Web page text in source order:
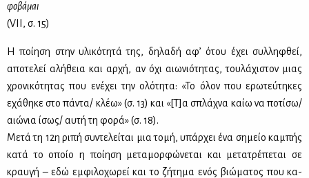
φο­βά­μαι
(VII, σ. 15)
Η ποί­η­ση στην υλι­κό­τη­τά της, δη­λα­δή αφ’ ότου έχει συλ­λη­φθεί,
απο­τε­λεί αλή­θεια και αρ­χή, αν όχι αιω­νιό­τη­τας, του­λά­χι­στον μιας
χρο­νι­κό­τη­τας που ενέ­χει την ολό­τη­τα: «Το όλον που ερω­τεύ­τη­κες
εχά­θη­κε στο πά­ντα/ κλέω» (σ. 13) και «[Τ]α σπλά­χνα καίω να πο­τί­σω/
αιώ­νια ίσως/ αυ­τή τη φο­ρά» (σ. 18).
Με­τά τη 12η ρι­πή συ­ντε­λεί­ται μια το­μή, υπάρ­χει ένα ση­μείο κα­μπής
κα­τά το οποίο η ποί­η­ση με­τα­μορ­φώ­νε­ται και με­τα­τρέ­πε­ται σε
κραυ­γή – εδώ εμ­φι­λο­χω­ρεί και το ζή­τη­μα ενός βιώ­μα­τος που κα­